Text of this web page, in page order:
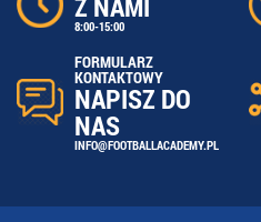
8:00-15:00
FORMULARZ
KONTAKTOWY
NAPISZ DO
NAS
INFO@FOOTBALLACADEMY.PL